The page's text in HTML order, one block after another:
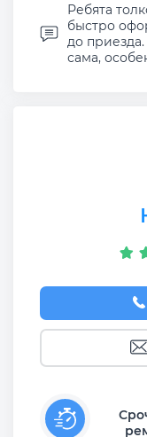
Ребята
быстро
до
сама,